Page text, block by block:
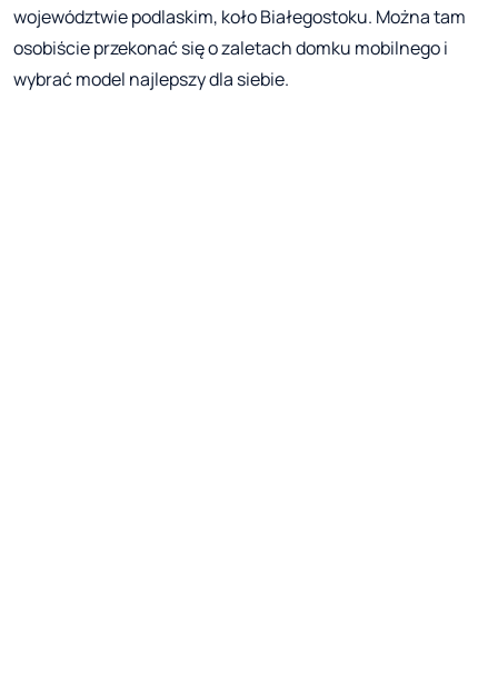
województwie podlaskim, koło Białegostoku. Można tam
osobiście przekonać się o zaletach domku mobilnego i
wybrać model najlepszy dla siebie.